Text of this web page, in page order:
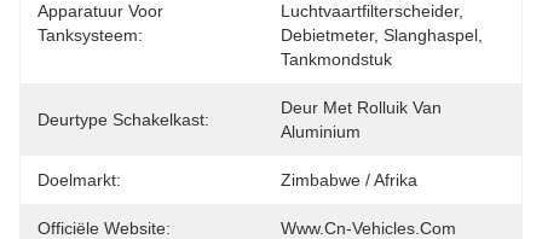
Apparatuur Voor
Tanksysteem:
Luchtvaartfilterscheider,
Debietmeter, Slanghaspel,
Tankmondstuk
Deurtype Schakelkast:
Deur Met Rolluik Van
Aluminium
Doelmarkt: Zimbabwe / Afrika
Officiële Website: Www.cn-Vehicles.com